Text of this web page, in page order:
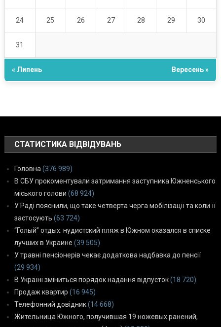
24 25 26 27 28 29 30
31
« Липень Вересень »
СТАТИСТИКА ВІДВІДУВАНЬ
Головна (376 989)
В СБУ прокоментували затримання заступника Южненського
міського голови (68 924)
У Раді пояснили, що таке четверта черга мобілізації та коли її
застосують (63 724)
“Голый” отдых: нудистский пляж в Южном оказался в списке
лучших в Украине (39 505)
У травні пенсіонерів чекає додаткова надбавка до пенсії
(29 934)
В Україні зміниться порядок надання відпусток(18 720)
Продаж квартир (16 945)
Телефонний довідник(14 668)
Жительница Южного, получившая 19 ножевых ранений,